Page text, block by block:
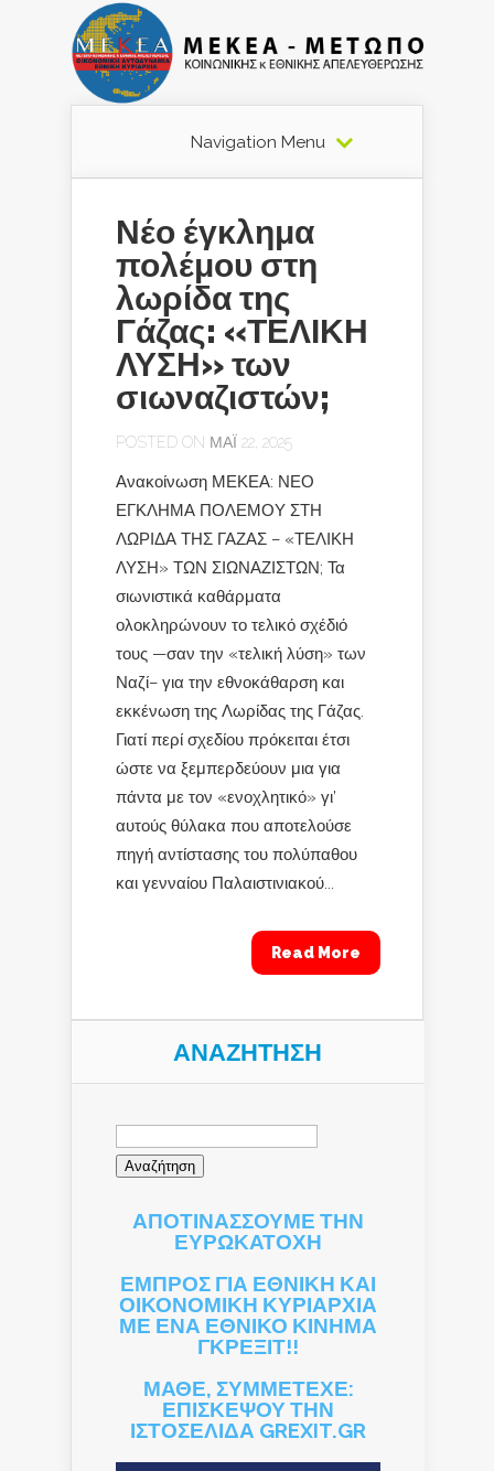
Navigation Menu
Νέο έγκλημα
πολέμου στη
λωρίδα της
Γάζας: «ΤΕΛΙΚΗ
ΛΥΣΗ» των
σιωναζιστών;
POSTED ON ΜΆΙ 22, 2025
Ανακοίνωση ΜΕΚΕΑ: ΝΕΟ
ΕΓΚΛΗΜΑ ΠΟΛΕΜΟΥ ΣΤΗ
ΛΩΡΙΔΑ ΤΗΣ ΓΑΖΑΣ – «ΤΕΛΙΚΗ
ΛΥΣΗ» ΤΩΝ ΣΙΩΝΑΖΙΣΤΩΝ; Τα
σιωνιστικά καθάρματα
ολοκληρώνουν το τελικό σχέδιό
τους —σαν την «τελική λύση» των
Ναζί– για την εθνοκάθαρση και
εκκένωση της Λωρίδας της Γάζας.
Γιατί περί σχεδίου πρόκειται έτσι
ώστε να ξεμπερδεύουν μια για
πάντα με τον «ενοχλητικό» γι’
αυτούς θύλακα που αποτελούσε
πηγή αντίστασης του πολύπαθου
και γενναίου Παλαιστινιακού...
Read More
ΑΝΑΖΉΤΗΣΗ
Αναζήτηση
ΑΠΟΤΙΝΑΣΣΟΥΜΕ ΤΗΝ
ΕΥΡΩΚΑΤΟΧΗ
ΕΜΠΡΟΣ ΓΙΑ ΕΘΝΙΚΗ ΚΑΙ
ΟΙΚΟΝΟΜΙΚΗ ΚΥΡΙΑΡΧΙΑ
ΜΕ ΕΝΑ ΕΘΝΙΚΟ ΚΙΝΗΜΑ
ΓΚΡΕΞΙΤ!!
ΜΑΘΕ, ΣΥΜΜΕΤΕΧΕ:
ΕΠΙΣΚΕΨΟΥ ΤΗΝ
ΙΣΤΟΣΕΛΙΔΑ GREXIT.GR